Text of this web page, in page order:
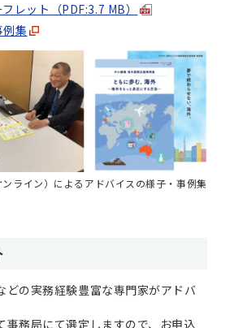
レット（PDF:3.7 MB）
集
ライン）によるアドバイスの様子・事例集
どの実務経験豊富な専門家がアドバ
事務局にて選定しますので、お申込